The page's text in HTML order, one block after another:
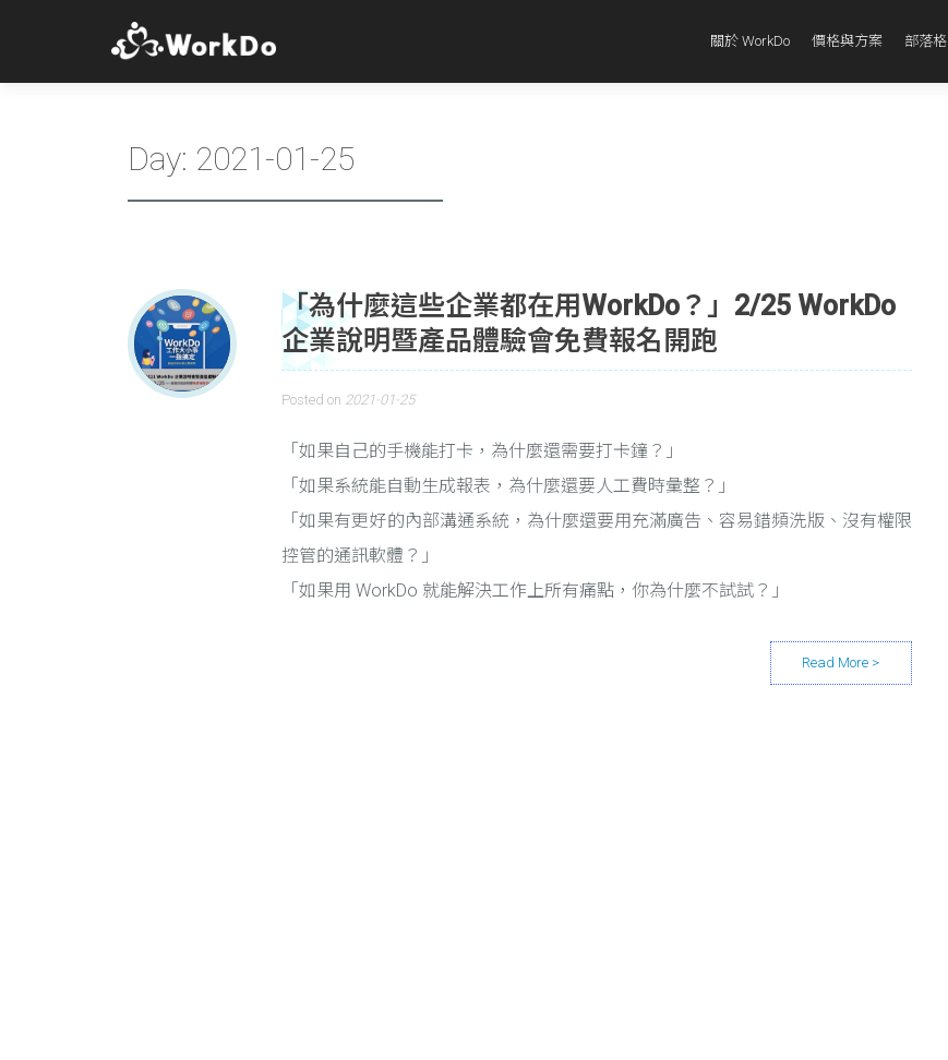
關於 WorkDo 價格與方案 部落格
Day: 2021-01-25
「為什麼這些企業都在用WorkDo？」2/25 WorkDo
企業說明暨產品體驗會免費報名開跑
Posted on 2021-01-25
「如果自己的手機能打卡，為什麼還需要打卡鐘？」
「如果系統能自動生成報表，為什麼還要人工費時彙整？」
「如果有更好的內部溝通系統，為什麼還要用充滿廣告、容易錯頻洗版、沒有權限
控管的通訊軟體？」
「如果用 WorkDo 就能解決工作上所有痛點，你為什麼不試試？」